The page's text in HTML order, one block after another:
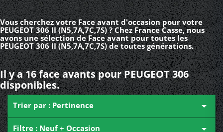
Vous cherchez votre Face avant d'occasion pour votre
PEUGEOT 306 II (N5,7A,7C,7S) ? Chez France Casse, nous
avons une sélection de Face avant pour toutes les
PEUGEOT 306 II (N5,7A,7C,7S) de toutes générations.
Il y a 16 face avants pour PEUGEOT 306
disponibles.
Trier par : Pertinence 
Filtre : Neuf + Occasion 